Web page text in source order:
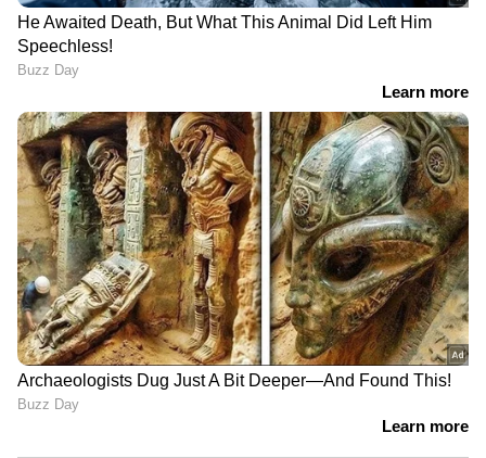
ഏപ്രിൽ 12- 1,12,080 രൂപ
ഏപ്രിൽ 13- 1,11,800 രൂപ
ഏപ്രിൽ 14- 1,12,880 രൂപ
ഏപ്രിൽ 15- 1,13, 920 രൂപ
ഏപ്രിൽ 16- 1,14,080 രൂപ